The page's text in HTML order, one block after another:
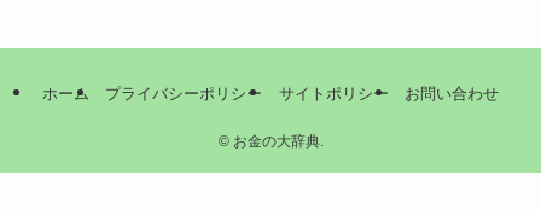
ホーム プライバシーポリシー サイトポリシー お問い合わせ
©お金の大辞典.